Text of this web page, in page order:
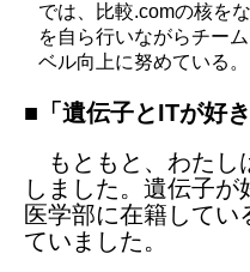
では、比較.comの核を
を自ら行いながらチー
ベル向上に努めている。
■「遺伝子とITが好
もともと、わたし
しました。遺伝子
医学部に在籍して
ていました。